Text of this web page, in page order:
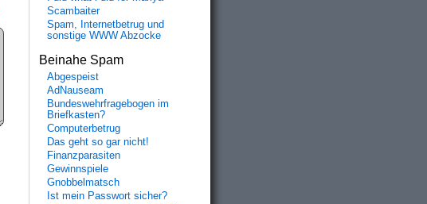
Scambaiter
Spam, Internetbetrug und
sonstige WWW Abzocke
Beinahe Spam
Abgespeist
AdNauseam
Bundeswehrfragebogen im
Briefkasten?
Computerbetrug
Das geht so gar nicht!
Finanzparasiten
Gewinnspiele
Gnobbelmatsch
Ist mein Passwort sicher?